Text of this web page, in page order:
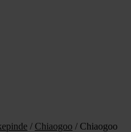
/ Chiaogoo / Chiaogoo